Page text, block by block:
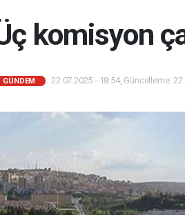
komisyon
GÜNDEM 22.07.2025 - 18:54, Güncelleme: